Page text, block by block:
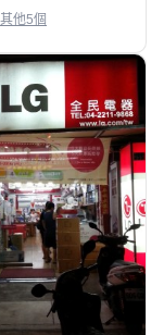
他5個
發